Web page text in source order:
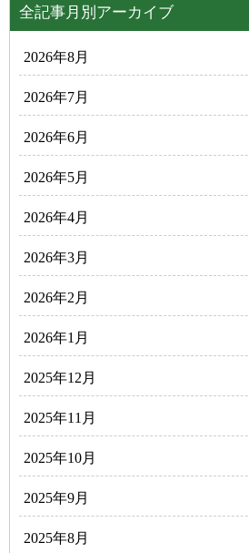
全記事月別アーカイブ
2026年8月
2026年7月
2026年6月
2026年5月
2026年4月
2026年3月
2026年2月
2026年1月
2025年12月
2025年11月
2025年10月
2025年9月
2025年8月